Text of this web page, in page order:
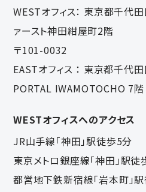
WESTオフィス： 東京都千代
ァースト神田紺屋町2階
〒101-0032
EASTオフィス ： 東京都千代
PORTAL IWAMOTOCHO 7階
WESTオフィスへのアクセス
JR山手線「神田」駅徒歩5分
東京メトロ銀座線「神田」駅徒
都営地下鉄新宿線「岩本町」